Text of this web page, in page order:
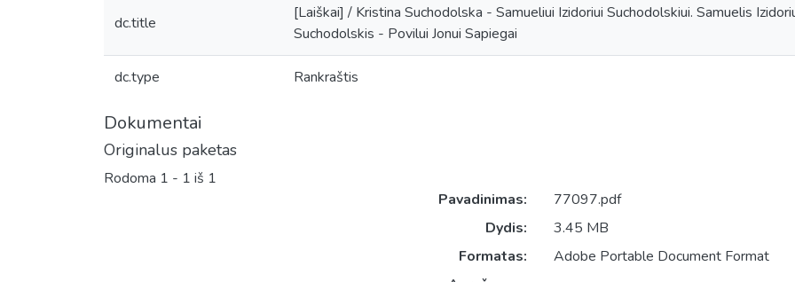
dc.title
[Laiškai] / Kristina Suchodolska - Samueliui Izidoriui Suchodolskiui. Samuelis
Suchodolskis - Povilui Jonui Sapiegai
dc.type Rankraštis
Dokumentai
Originalus paketas
Rodoma 1 - 1 iš 1
Pavadinimas:
77097.pdf
Dydis:
3.45 MB
Formatas:
Adobe Portable Document Format